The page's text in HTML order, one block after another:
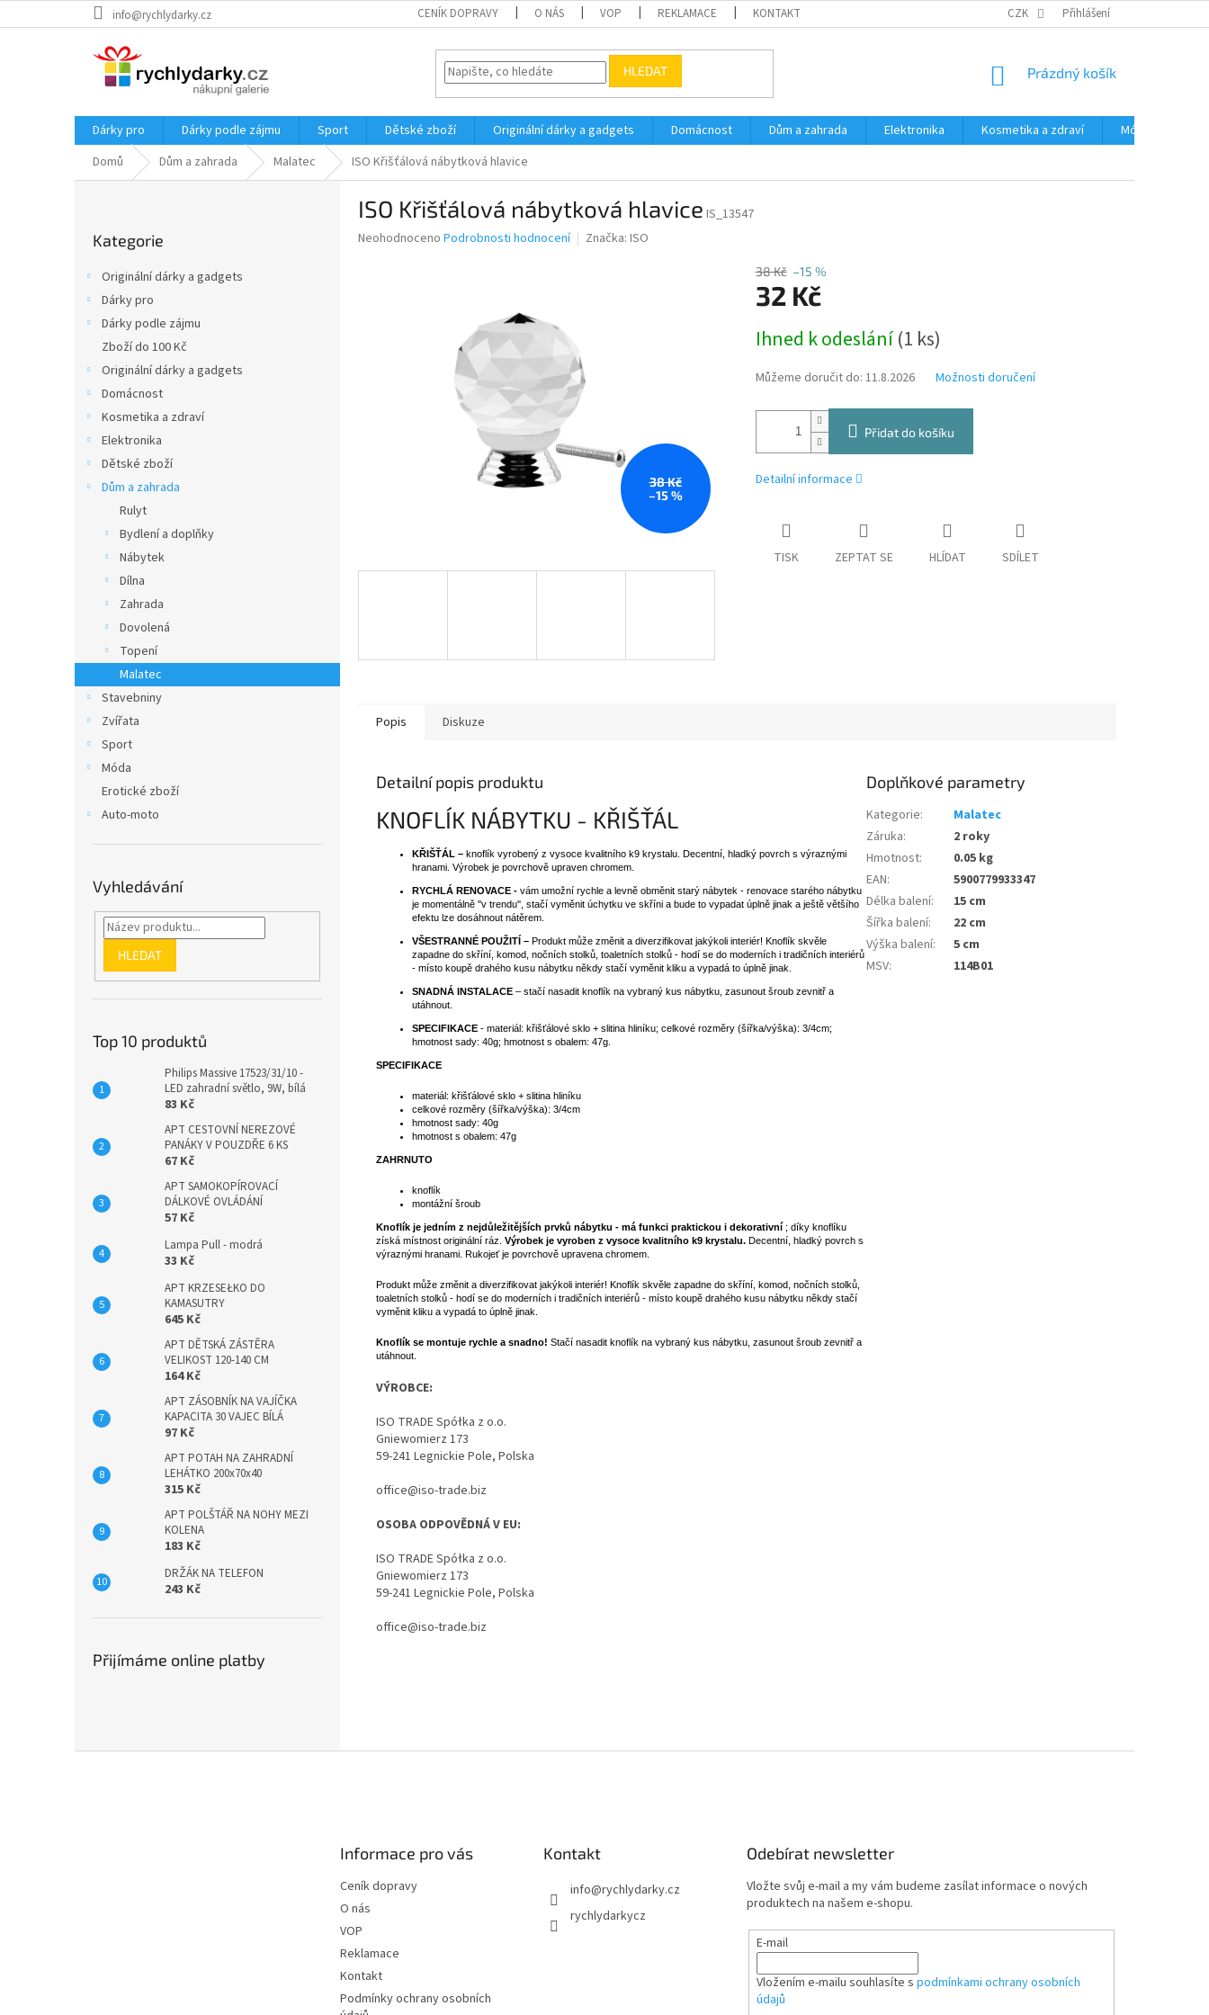
na
info@rychlydarky.cz CENÍK DOPRAVY O NÁS VOP REKLAMACE KONTAKT PODMÍNKY OCHRANY OSOBNÍCH ÚDAJŮ ČASTÉ DOTAZY A
CZK Přihlášení
HLEDAT
NÁKUPNÍ
Prázdný košík
Dárky pro Dárky podle zájmu Sport Dětské zboží Originální dárky a gadgets Domácnost Dům a zahrada Elektronika Kosmetika a zdraví Móda
Domů
Dům a zahrada Malatec ISO Křišťálová nábytková hlavice
kategorie
Kategorie
Originální dárky a gadgets
Dárky pro
Dárky podle zájmu
Zboží do 100 Kč
Originální dárky a gadgets
Domácnost
Kosmetika a zdraví
Elektronika
Dětské zboží
Dům a zahrada
Rulyt
Bydlení a doplňky
Nábytek
Dílna
Zahrada
Dovolená
Topení
Malatec
Stavebniny
Zvířata
Sport
Móda
Erotické zboží
Auto-moto
Vyhledávání
HLEDAT
Top 10 produktů
Philips Massive 17523/31/10 -
LED zahradní světlo, 9W, bílá
83 Kč
APT CESTOVNÍ NEREZOVÉ
PANÁKY V POUZDŘE 6 KS
67 Kč
APT SAMOKOPÍROVACÍ
DÁLKOVÉ OVLÁDÁNÍ
57 Kč
Lampa Pull - modrá
33 Kč
APT KRZESEŁKO DO
KAMASUTRY
645 Kč
APT DĚTSKÁ ZÁSTĚRA
VELIKOST 120-140 CM
164 Kč
APT ZÁSOBNÍK NA VAJÍČKA
KAPACITA 30 VAJEC BÍLÁ
97 Kč
APT POTAH NA ZAHRADNÍ
LEHÁTKO 200x70x40
315 Kč
APT POLŠTÁŘ NA NOHY MEZI
KOLENA
183 Kč
DRŽÁK NA TELEFON
243 Kč
Přijímáme online platby
ISO Křišťálová nábytková hlavice IS_13547
Průměrné
Neohodnoceno Podrobnosti hodnocení Značka: ISO
38 Kč
–15 %
38 Kč –15 %
32 Kč
cena:
Ihned k odeslání(1 ks)
Můžeme doručit do: 11.8.2026 Možnosti doručení
Přidat do košíku
Detailní informace
TISK ZEPTAT SE HLÍDAT SDÍLET
Popis Diskuze
Detailní popis produktu
KNOFLÍK NÁBYTKU - KŘIŠŤÁL
KŘIŠŤÁL – knoflík vyrobený z vysoce kvalitního k9 krystalu. Decentní, hladký povrch s výraznými
hranami. Výrobek je povrchově upraven chromem.
RYCHLÁ RENOVACE - vám umožní rychle a levně obměnit starý nábytek - renovace starého nábytku
je momentálně ''v trendu'', stačí vyměnit úchytku ve skříni a bude to vypadat úplně jinak a ještě většího
efektu lze dosáhnout nátěrem.
VŠESTRANNÉ POUŽITÍ – Produkt může změnit a diverzifikovat jakýkoli interiér! Knoflík skvěle
zapadne do skříní, komod, nočních stolků, toaletních stolků - hodí se do moderních i tradičních interiérů
- místo koupě drahého kusu nábytku někdy stačí vyměnit kliku a vypadá to úplně jinak.
SNADNÁ INSTALACE – stačí nasadit knoflík na vybraný kus nábytku, zasunout šroub zevnitř a
utáhnout.
SPECIFIKACE - materiál: křišťálové sklo + slitina hliníku; celkové rozměry (šířka/výška): 3/4cm;
hmotnost sady: 40g; hmotnost s obalem: 47g.
SPECIFIKACE
materiál: křišťálové sklo + slitina hliníku
celkové rozměry (šířka/výška): 3/4cm
hmotnost sady: 40g
hmotnost s obalem: 47g
ZAHRNUTO
knoflík
montážní šroub
Knoflík je jedním z nejdůležitějších prvků nábytku - má funkci praktickou i dekorativní ; díky knoflíku
získá místnost originální ráz. Výrobek je vyroben z vysoce kvalitního k9 krystalu. Decentní, hladký povrch s
výraznými hranami. Rukojeť je povrchově upravena chromem.
Produkt může změnit a diverzifikovat jakýkoli interiér! Knoflík skvěle zapadne do skříní, komod, nočních stolků,
toaletních stolků - hodí se do moderních i tradičních interiérů - místo koupě drahého kusu nábytku někdy stačí
vyměnit kliku a vypadá to úplně jinak.
Knoflík se montuje rychle a snadno! Stačí nasadit knoflík na vybraný kus nábytku, zasunout šroub zevnitř a
utáhnout.
VÝROBCE:
ISO TRADE Spółka z o.o.
Gniewomierz 173
59-241 Legnickie Pole, Polska
office@iso-trade.biz
OSOBA ODPOVĚDNÁ V EU:
ISO TRADE Spółka z o.o.
Gniewomierz 173
59-241 Legnickie Pole, Polska
office@iso-trade.biz
Doplňkové parametry
Kategorie:
Malatec
Záruka:
2 roky
Hmotnost:
0.05 kg
EAN:
5900779933347
Délka balení:
15 cm
Šířka balení:
22 cm
Výška balení:
5 cm
MSV: 114B01
Informace pro vás
Ceník dopravy
O nás
VOP
Reklamace
Kontakt
Podmínky ochrany osobních
Kontakt
info@rychlydarky.cz
rychlydarkycz
Odebírat newsletter
Vložte svůj e-mail a my vám budeme zasílat informace o nových
produktech na našem e-shopu.
E-mail
Vložením e-mailu souhlasíte spodmínkami ochrany osobních
údajů